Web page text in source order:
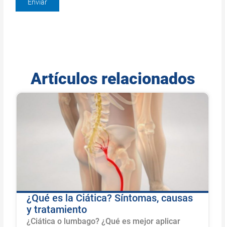
Artículos relacionados
¿Qué es la Ciática? Síntomas, causas
y tratamiento
¿Ciática o lumbago? ¿Qué es mejor aplicar